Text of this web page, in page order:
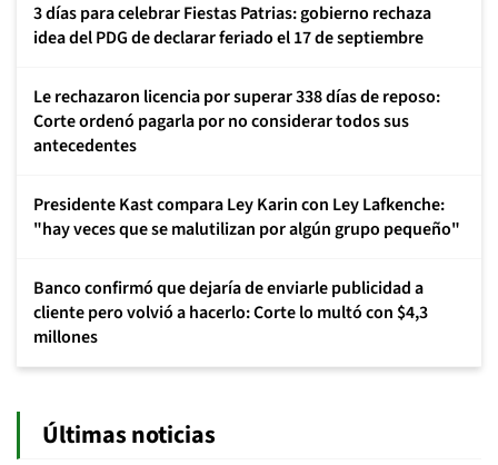
3 días para celebrar Fiestas Patrias: gobierno rechaza
idea del PDG de declarar feriado el 17 de septiembre
Le rechazaron licencia por superar 338 días de reposo:
Corte ordenó pagarla por no considerar todos sus
antecedentes
Presidente Kast compara Ley Karin con Ley Lafkenche:
"hay veces que se malutilizan por algún grupo pequeño"
Banco confirmó que dejaría de enviarle publicidad a
cliente pero volvió a hacerlo: Corte lo multó con $4,3
millones
Últimas noticias